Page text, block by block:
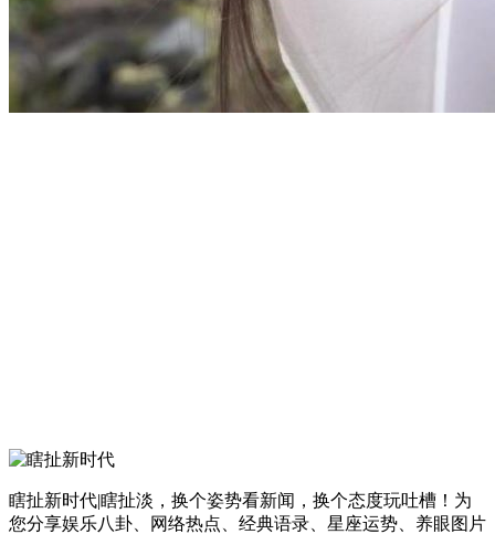
瞎扯新时代|瞎扯淡，换个姿势看新闻，换个态度玩吐槽！为
您分享娱乐八卦、网络热点、经典语录、星座运势、养眼图片